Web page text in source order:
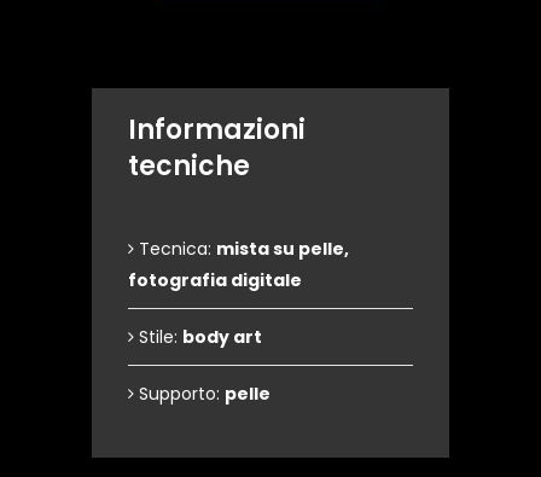
Informazioni
tecniche
Tecnica: mista su pelle,
fotografia digitale
Stile: body art
Supporto: pelle